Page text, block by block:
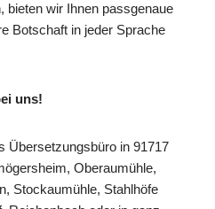
bieten wir Ihnen passgenaue
Botschaft in jeder Sprache
uns!
Übersetzungsbüro in 91717
Oberaumühle,
Stockaumühle, Stahlhöfe